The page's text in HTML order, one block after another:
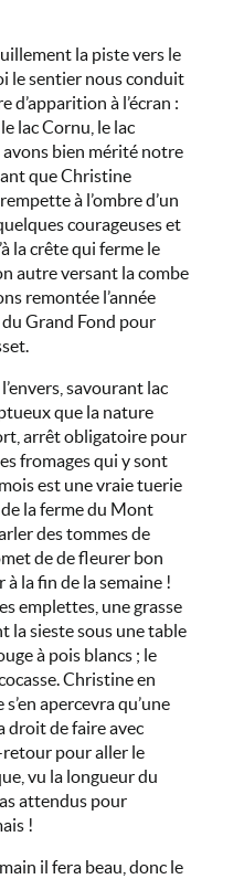
la piste vers le
le sentier nous conduit
d’apparition à l’écran :
lac Cornu, le lac
bien mérité notre
que Christine
à l’ombre d’un
courageuses et
la crête qui ferme le
autre versant la combe
remontée l’année
Grand Fond pour
savourant lac
que la nature
arrêt obligatoire pour
fromages qui y sont
est une vraie tuerie
la ferme du Mont
des tommes de
de de fleurer bon
la fin de la semaine !
emplettes, une grasse
la sieste sous une table
à pois blancs ; le
Christine en
apercevra qu’une
droit de faire avec
retour pour aller le
vu la longueur du
attendus pour
!
il fera beau, donc le